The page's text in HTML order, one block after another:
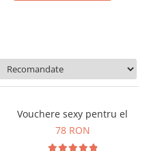
Vouchere sexy pentru el
78 RON